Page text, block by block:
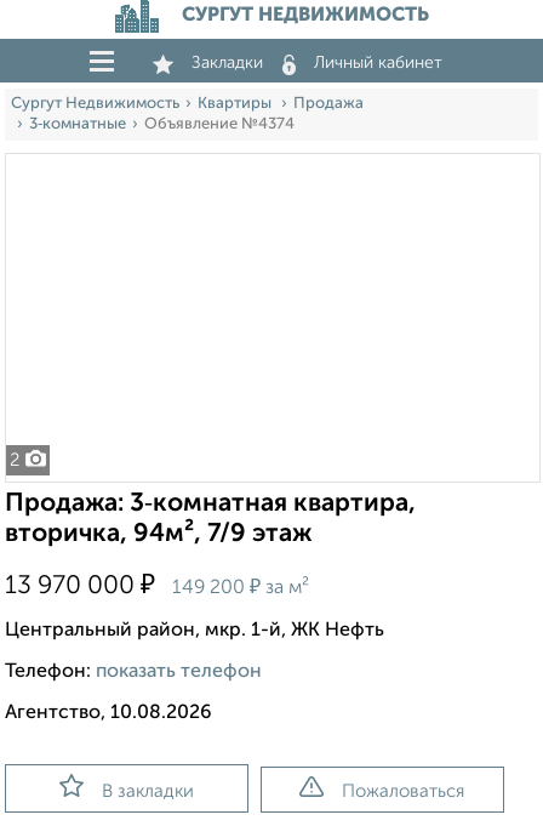
СУРГУТ НЕДВИЖИМОСТЬ
Закладки Личный кабинет
Сургут Недвижимость Квартиры
Продажа
3‑комнатные
Объявление №4374
2
Продажа: 3‑комнатная квартира,
вторичка, 94м², 7/9 этаж
13 970 000 ₽ 149 200 ₽ за м²
Центральный район, мкр. 1-й, ЖК Нефть
Телефон: показать телефон
Агентство, 10.08.2026
В закладки Пожаловаться